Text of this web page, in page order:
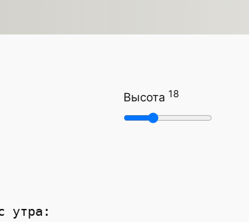
Высота 18
утра: